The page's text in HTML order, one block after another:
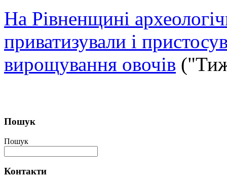
На Рівненщині
приватизували і
вирощування овочів
Пошук
Пошук
Контакти